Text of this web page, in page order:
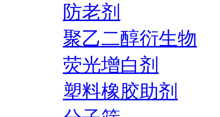
防老剂
聚乙二醇衍生物
荧光增白剂
塑料橡胶助剂